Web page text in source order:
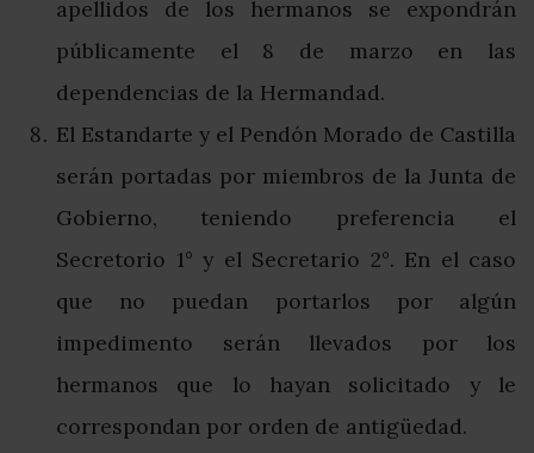
apellidos de los hermanos se expondrán
públicamente el 8 de marzo en las
dependencias de la Hermandad.
El Estandarte y el Pendón Morado de Castilla
serán portadas por miembros de la Junta de
Gobierno, teniendo preferencia el
Secretorio 1° y el Secretario 2°. En el caso
que no puedan portarlos por algún
impedimento serán llevados por los
hermanos que lo hayan solicitado y le
correspondan por orden de antigüedad.